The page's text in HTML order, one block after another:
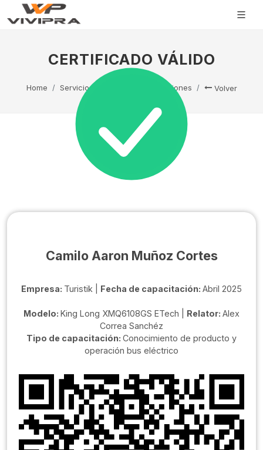
CERTIFICADO VÁLIDO
Home Servicio Técnico Capacitaciones Volver
Camilo Aaron Muñoz Cortes
Empresa: Turistik | Fecha de capacitación: Abril 2025
Modelo: King Long XMQ6108GS ETech | Relator: Alex
Correa Sanchéz
Tipo de capacitación: Conocimiento de producto y
operación bus eléctrico